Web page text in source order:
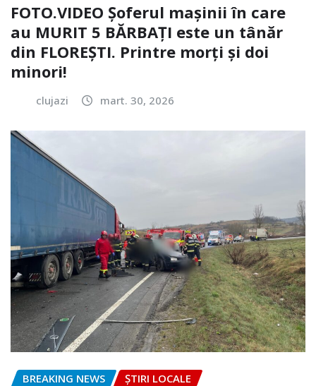
FOTO.VIDEO Șoferul mașinii în care
au MURIT 5 BĂRBAȚI este un tânăr
din FLOREȘTI. Printre morți și doi
minori!
clujazi mart. 30, 2026
BREAKING NEWS ȘTIRI LOCALE